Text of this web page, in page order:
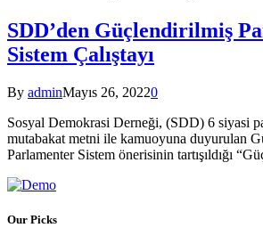
SDD’den Güçlendirilmiş
Sistem Çalıştayı
By adminMayıs 26, 20220
Sosyal Demokrasi Derneği, (SDD) 6 siyasi
mutabakat metni ile kamuoyuna duyurulan
Parlamenter Sistem önerisinin tartışıldığı
Our Picks